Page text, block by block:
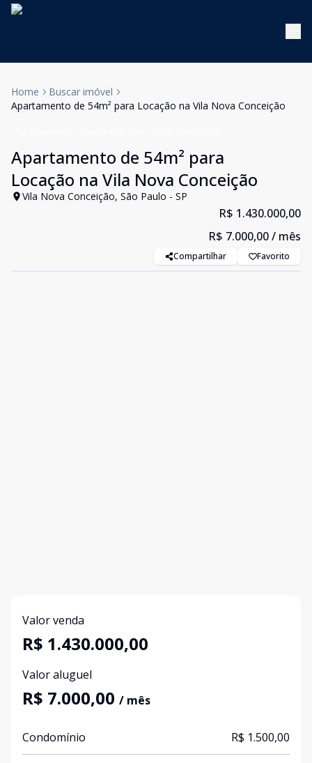
Home
Buscar imóvel
Apartamento de 54m² para Locação na Vila Nova Conceição
Apartamento de 54m² para
Locação na Vila Nova Conceição
Vila Nova Conceição, São Paulo - SP
R$ 1.430.000,00
R$ 7.000,00/ mês
Compartilhar Favorito
Valor venda
R$ 1.430.000,00
Valor aluguel
R$ 7.000,00 / mês
Condomínio R$ 1.500,00